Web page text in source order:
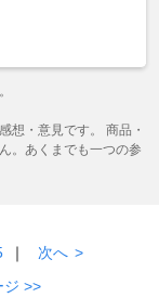
想・意見です。 商品・
。あくまでも一つの参
｜ 次へ >
ジ >>